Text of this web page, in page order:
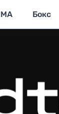
Бокс